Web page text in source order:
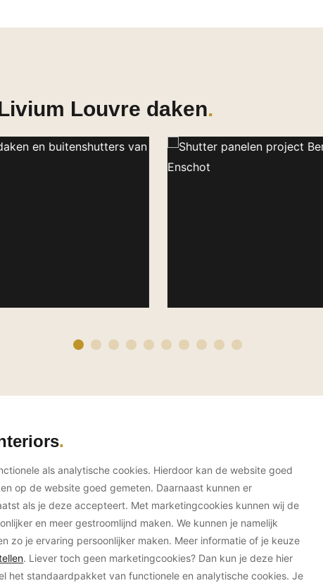
Louvre daken
als analytische cookies. Hierdoor kan de website goed
op de website goed gemeten. Daarnaast kunnen er
als je deze accepteert. Met marketingcookies kunnen wij de
en meer gestroomlijnd maken. We kunnen je namelijk
zo je ervaring persoonlijker maken. Meer informatie of je keuze
. Liever toch geen marketingcookies? Dan kun je deze hier
het standaardpakket van functionele en analytische cookies. Je